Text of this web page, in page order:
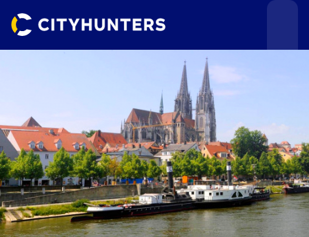
Teamevents
Städte